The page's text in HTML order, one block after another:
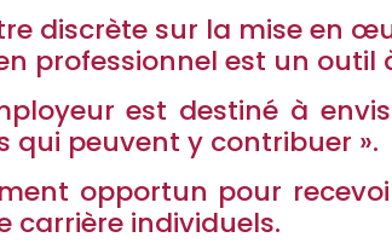
discrète sur la mise en
professionnel est un
est destiné à
qui peuvent y contribuer ».
opportun pour
carrière individuels.